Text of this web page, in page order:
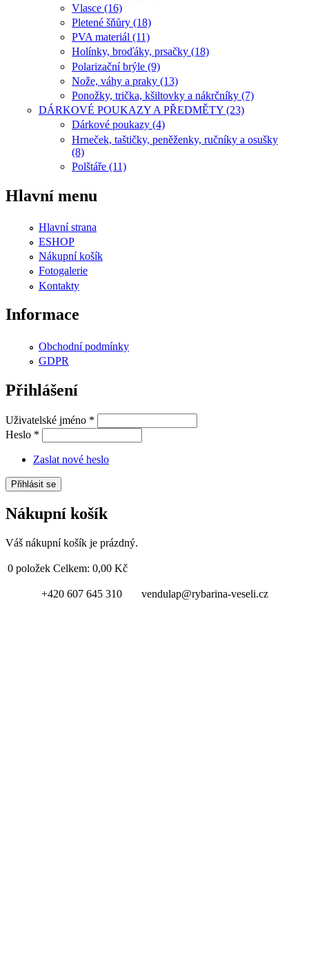
Vlasce (16)
Pletené šňůry (18)
PVA materiál (11)
Holínky, broďáky, prsačky (18)
Polarizační brýle (9)
Nože, váhy a praky (13)
Ponožky, trička, kšiltovky a nákrčníky (7)
DÁRKOVÉ POUKAZY A PŘEDMĚTY (23)
Dárkové poukazy (4)
Hrneček, taštičky, peněženky, ručníky a osušky
(8)
Polštáře (11)
Hlavní menu
Hlavní strana
ESHOP
Nákupní košík
Fotogalerie
Kontakty
Informace
Obchodní podmínky
GDPR
Přihlášení
Uživatelské jméno *
Heslo *
Zaslat nové heslo
Nákupní košík
Váš nákupní košík je prázdný.
0 položek Celkem: 0,00 Kč
+420 607 645 310 vendulap@rybarina-veseli.cz